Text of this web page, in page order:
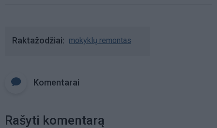
Raktažodžiai mokyklų remontas
Komentarai
Rašyti komentarą